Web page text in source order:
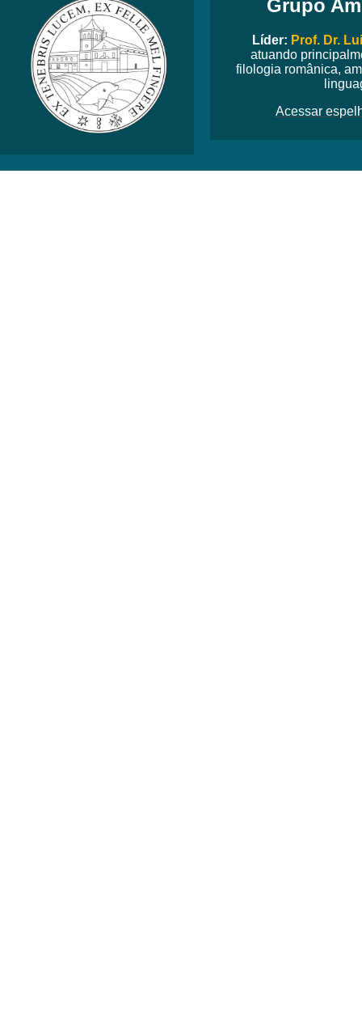
Grupo
Líder: Prof. Dr.
atuando
filologia românica,
Acessar